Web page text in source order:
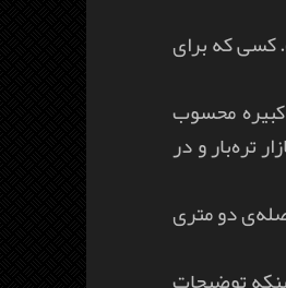
کسی که برای
محسوب
تره‌بار و در
دو متری